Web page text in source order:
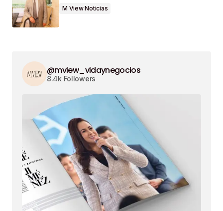
M View Noticias
@mview_vidaynegocios
8.4k Followers